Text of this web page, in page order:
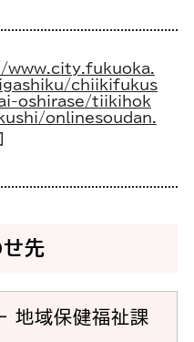
www.city.fukuoka.
chiikifukus
oshirase/tiikihok
onlinesoudan.
せ先
地域保健福祉課